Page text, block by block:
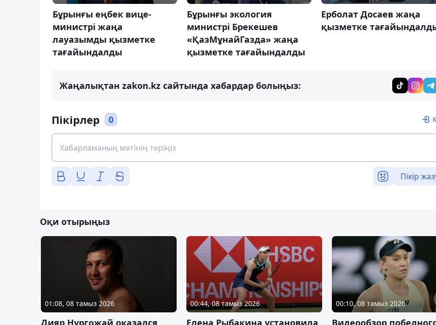
Бұрынғы еңбек вице-
министрі жаңа
лауазымды қызметке
тағайындалды
Бұрынғы экология
министрі Брекешев
«ҚазМұнайГазда» жаңа
қызметке тағайындалды
Ерболат Досаев жаңа
қызметке
Жаңалықтан zakon.kz сайтында хабардар болыңыз:
Пікірлер 0
Пікір
Оқи отырыңыз
01:08, 08 тамыз 2026
Дияр Нургожай оказался
00:44, 08 тамыз 2026
Елена Рыбакина установила
00:10, 08 тамыз 2026
Видеообзор